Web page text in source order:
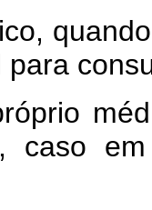
quando
caso